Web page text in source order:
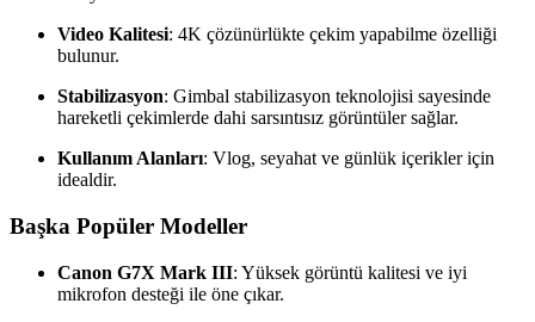
Video Kalitesi: 4K çözünürlükte çekim yapabilme özelliği
bulunur.
Stabilizasyon: Gimbal stabilizasyon teknolojisi sayesinde
hareketli çekimlerde dahi sarsıntısız görüntüler sağlar.
Kullanım Alanları: Vlog, seyahat ve günlük içerikler için
idealdir.
Başka Popüler Modeller
Canon G7X Mark III: Yüksek görüntü kalitesi ve iyi
mikrofon desteği ile öne çıkar.